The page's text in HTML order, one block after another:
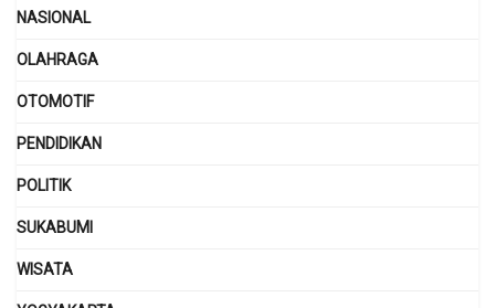
NASIONAL
OLAHRAGA
OTOMOTIF
PENDIDIKAN
POLITIK
SUKABUMI
WISATA